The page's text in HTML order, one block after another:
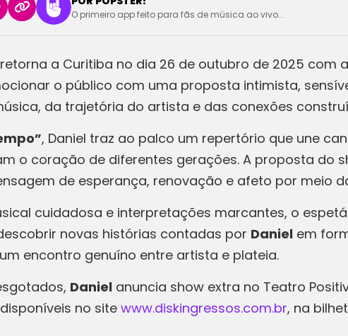
O primeiro app feito para fãs de música ao vivo...
retorna a Curitiba no dia 26 de outubro de 2025 com
o público com uma proposta intimista,
da trajetória do artista e das conexões
, Daniel traz ao palco um repertório que une
o coração de diferentes gerações. A proposta do
de esperança, renovação e afeto por meio
cuidadosa e interpretações marcantes, o
novas histórias contadas por Daniel em
encontro genuíno entre artista e plateia.
Daniel anuncia show extra no Teatro
no site www.diskingressos.com.br, na